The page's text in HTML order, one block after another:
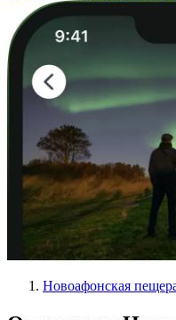
Новоафонская